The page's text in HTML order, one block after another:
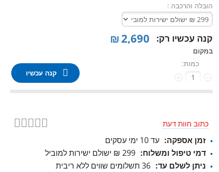
הובלה והרכבה :
כמות:
+ − קנה עכשיו
קנה עכשיו רק: 2,690
₪
במקום
כתוב חוות דעת
זמן אספקה: עד 10 ימי עסקים
דמי טיפול ומשלוח: 299 ₪ ישולם ישירות למוביל
ניתן לשלם עד: 36 תשלומים שווים ללא ריבית